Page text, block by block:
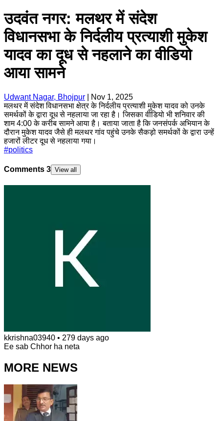
उदवंत नगर: मलथर में संदेश
विधानसभा के निर्दलीय प्रत्याशी मुकेश
यादव का दूध से नहलाने का वीडियो
आया सामने
Udwant Nagar, Bhojpur
Nov 1, 2025
मलथर में संदेश विधानसभा क्षेत्र के निर्दलीय प्रत्याशी मुकेश यादव को उनके
समर्थकों के द्वारा दूध से नहलाया जा रहा है। जिसका वीडियो भी शनिवार की
शाम 4:00 के करीब सामने आया है। बताया जाता है कि जनसंपर्क अभियान के
दौरान मुकेश यादव जैसे ही मलथर गांव पहुंचे उनके सैकड़ो समर्थकों के द्वारा उन्हें
हजारों लीटर दूध से नहलाया गया।
#politics
Comments 3 View all
kkrishna03940 • 279 days ago
Ee sab Chhor ha neta
MORE NEWS